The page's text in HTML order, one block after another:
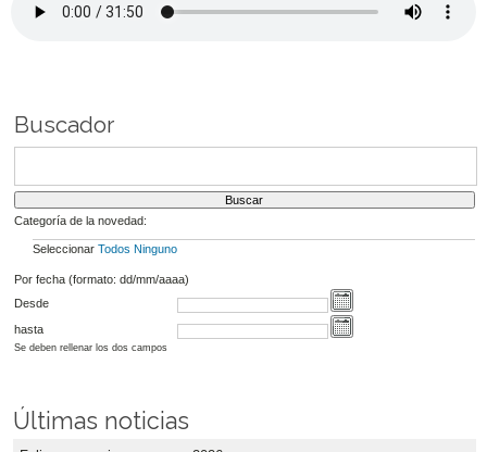
Buscador
Categoría de la novedad:
Seleccionar Todos Ninguno
Por fecha (formato: dd/mm/aaaa)
Desde
hasta
Se deben rellenar los dos campos
Últimas noticias